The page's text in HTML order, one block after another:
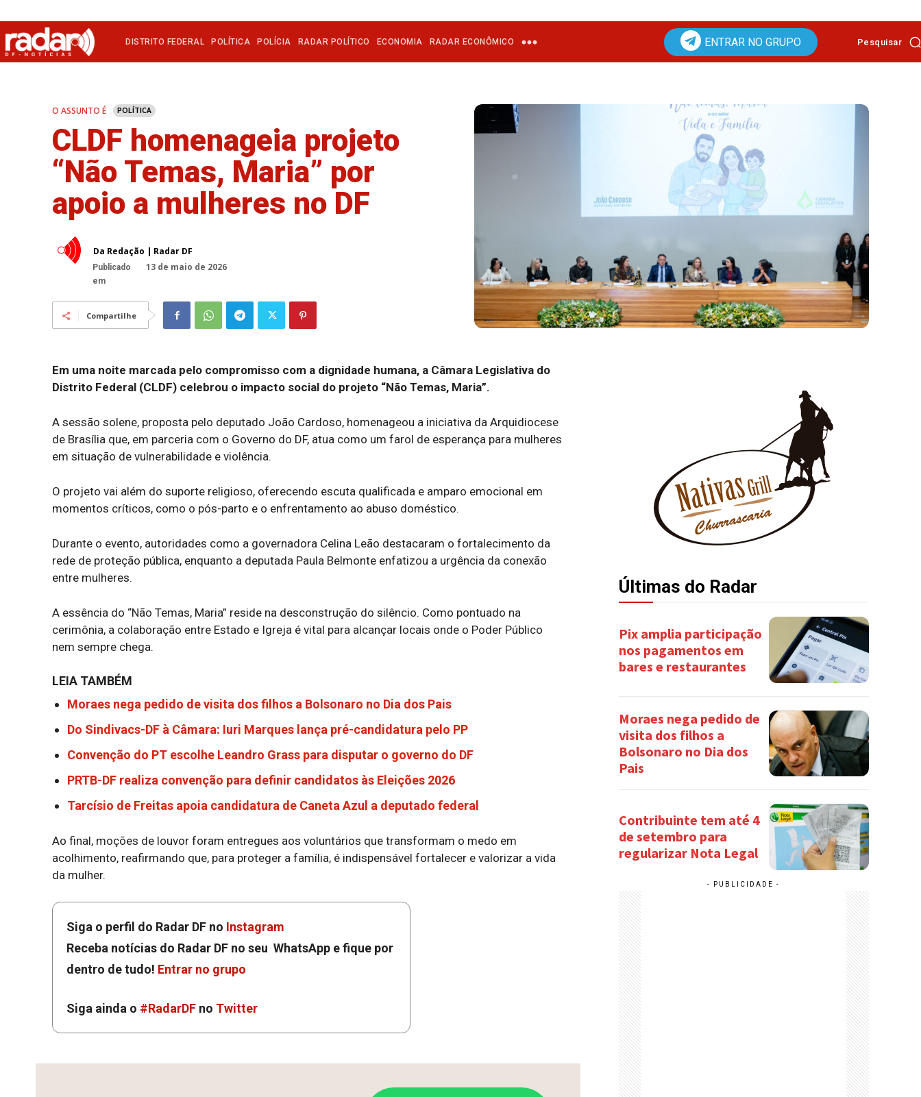
DISTRITO FEDERAL POLÍTICA POLÍCIA RADAR POLÍTICO ECONOMIA RADAR ECONÔMICO ENTRAR NO GRUPO Pesquisar
O ASSUNTO É POLÍTICA
CLDF homenageia projeto
“Não Temas, Maria” por
apoio a mulheres no DF
Da Redação | Radar DF
Publicado
em
13 de maio de 2026
Compartilhe
Em uma noite marcada pelo compromisso com a dignidade humana, a Câmara Legislativa do
Distrito Federal (CLDF) celebrou o impacto social do projeto “Não Temas, Maria”.
A sessão solene, proposta pelo deputado João Cardoso, homenageou a iniciativa da Arquidiocese
de Brasília que, em parceria com o Governo do DF, atua como um farol de esperança para mulheres
em situação de vulnerabilidade e violência.
O projeto vai além do suporte religioso, oferecendo escuta qualificada e amparo emocional em
momentos críticos, como o pós-parto e o enfrentamento ao abuso doméstico.
Durante o evento, autoridades como a governadora Celina Leão destacaram o fortalecimento da
rede de proteção pública, enquanto a deputada Paula Belmonte enfatizou a urgência da conexão
entre mulheres.
A essência do “Não Temas, Maria” reside na desconstrução do silêncio. Como pontuado na
cerimônia, a colaboração entre Estado e Igreja é vital para alcançar locais onde o Poder Público
nem sempre chega.
LEIA TAMBÉM
Moraes nega pedido de visita dos filhos a Bolsonaro no Dia dos Pais
Do Sindivacs-DF à Câmara: Iuri Marques lança pré-candidatura pelo PP
Convenção do PT escolhe Leandro Grass para disputar o governo do DF
PRTB-DF realiza convenção para definir candidatos às Eleições 2026
Tarcísio de Freitas apoia candidatura de Caneta Azul a deputado federal
Ao final, moções de louvor foram entregues aos voluntários que transformam o medo em
acolhimento, reafirmando que, para proteger a família, é indispensável fortalecer e valorizar a vida
da mulher.
Siga o perfil do Radar DF no Instagram
Receba notícias do Radar DF no seu WhatsApp e fique por
dentro de tudo! Entrar no grupo
Siga ainda o #RadarDF no Twitter
Últimas do Radar
Pix amplia participação
nos pagamentos em
bares e restaurantes
Moraes nega pedido de
visita dos filhos a
Bolsonaro no Dia dos
Pais
Contribuinte tem até 4
de setembro para
regularizar Nota Legal